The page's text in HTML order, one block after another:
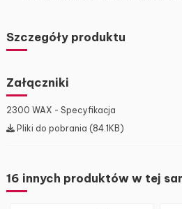
Szczegóły produktu
Załączniki
2300 WAX - Specyfikacja
Pliki do pobrania (84.1KB)
16 innych produktów w tej